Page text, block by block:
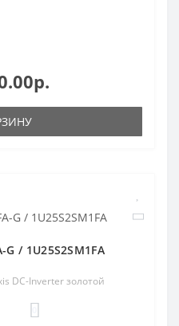
G / 1U25S2SM1FA
DC-Inverter золотой